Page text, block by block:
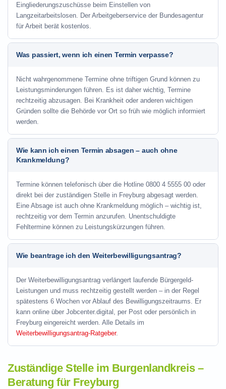
Eingliederungszuschüsse beim Einstellen von
Langzeitarbeitslosen. Der Arbeitgeberservice der Bundesagentur
für Arbeit berät kostenlos.
Was passiert, wenn ich einen Termin verpasse?
Nicht wahrgenommene Termine ohne triftigen Grund können zu
Leistungsminderungen führen. Es ist daher wichtig, Termine
rechtzeitig abzusagen. Bei Krankheit oder anderen wichtigen
Gründen sollte die Behörde vor Ort so früh wie möglich informiert
werden.
Wie kann ich einen Termin absagen – auch ohne
Krankmeldung?
Termine können telefonisch über die Hotline 0800 4 5555 00 oder
direkt bei der zuständigen Stelle in Freyburg abgesagt werden.
Eine Absage ist auch ohne Krankmeldung möglich – wichtig ist,
rechtzeitig vor dem Termin anzurufen. Unentschuldigte
Fehltermine können zu Leistungskürzungen führen.
Wie beantrage ich den Weiterbewilligungsantrag?
Der Weiterbewilligungsantrag verlängert laufende Bürgergeld-
Leistungen und muss rechtzeitig gestellt werden – in der Regel
spätestens 6 Wochen vor Ablauf des Bewilligungszeitraums. Er
kann online über Jobcenter.digital, per Post oder persönlich in
Freyburg eingereicht werden. Alle Details im
Weiterbewilligungsantrag-Ratgeber.
Zuständige Stelle im Burgenlandkreis –
Beratung für Freyburg